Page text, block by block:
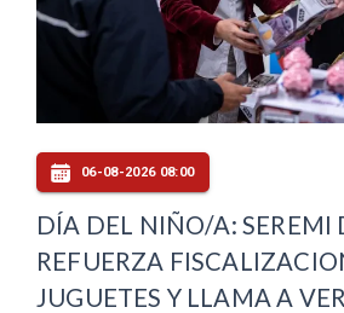
06-08-2026 08:00
DÍA DEL NIÑO/A: SEREMI
REFUERZA
JUGUETES Y LLAMA A